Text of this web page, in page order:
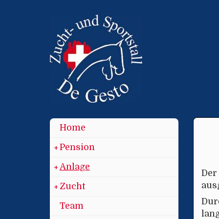
Home
+
+ Pension
+
+ Anlage
+
+ Zucht
Team